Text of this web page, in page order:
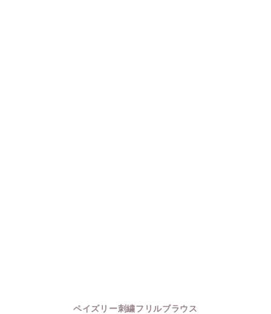
ペイズリー刺繍フリルブラウス